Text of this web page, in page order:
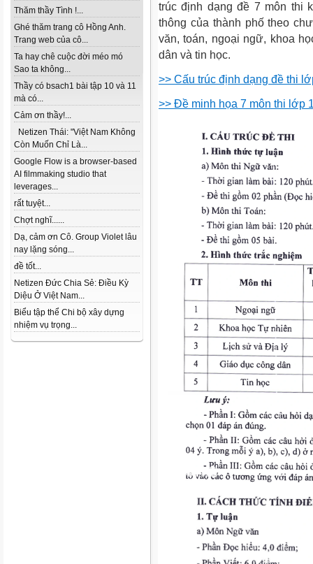
Thăm thầy Tình !...
Ghé thăm trang cô Hồng Anh.
Trang web của cô...
Ta hay chê cuộc đời méo mó
Sao ta không...
Thầy có bsach1 bài tập 10 và 11
mà có...
Cảm ơn thầy!...
Netizen Thái: "Việt Nam Không
Còn Muốn Chỉ Là...
Google Flow is a browser-based
AI filmmaking studio that
leverages...
rất tuyệt...
Chợt nghĩ......
Dạ, cảm ơn Cô. Group Violet lâu
nay lặng sóng...
đề tốt...
Netizen Đức Chia Sẻ: Điều Kỳ
Diệu Ở Việt Nam...
Biểu tập thể Chi bộ xây dựng
nhiệm vụ trọng...
trúc định dạng đề 7 môn thi
thông của thành phố theo
văn, toán, ngoại ngữ, khoa
dân và tin học.
>> Cấu trúc định dạng đề thi
>> Đề minh họa 7 môn thi lớp